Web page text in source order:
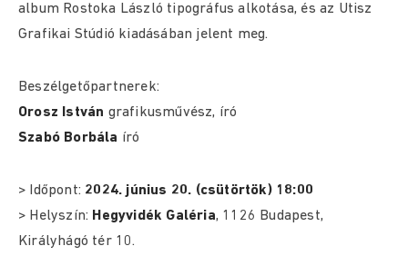
album Rostoka László tipográfus alkotása, és az Utisz
Grafikai Stúdió kiadásában jelent meg.
Beszélgetőpartnerek:
Orosz István grafikusművész, író
Szabó Borbála író
> Időpont: 2024. június 20. (csütörtök) 18:00
> Helyszín: Hegyvidék Galéria, 1126 Budapest,
Királyhágó tér 10.